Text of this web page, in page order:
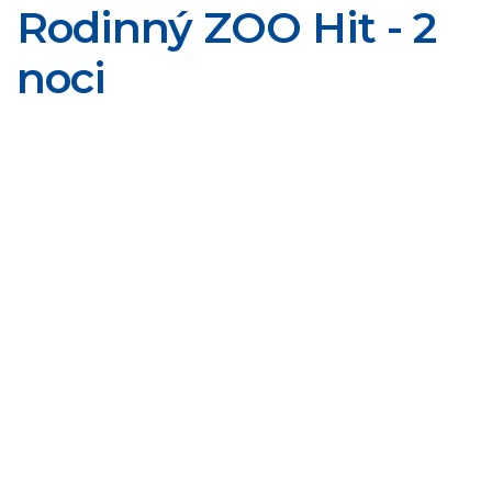
Rodinný ZOO Hit - 2
noci